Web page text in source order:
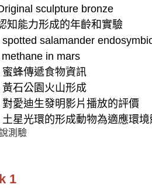
sculpture bronze
知能力形成的年齡和實驗
salamander
in mars
蜜蜂傳遞食物資訊
黃石公園火山形成
對愛迪生發明影片播放的評價
土星光環的形成動物為適應環
1